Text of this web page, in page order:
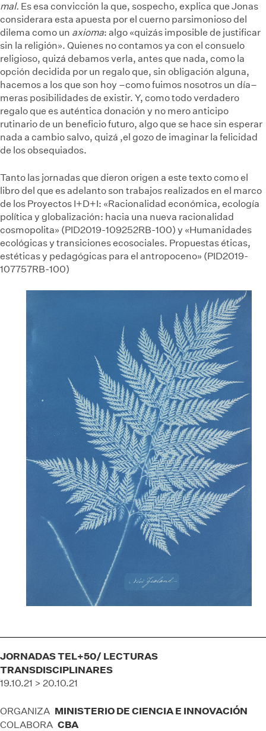
mal. Es esa convicción la que, sospecho, explica que Jonas
considerara esta apuesta por el cuerno parsimonioso del
dilema como un axioma: algo «quizás imposible de justificar
sin la religión». Quienes no contamos ya con el consuelo
religioso, quizá debamos verla, antes que nada, como la
opción decidida por un regalo que, sin obligación alguna,
hacemos a los que son hoy –como fuimos nosotros un día–
meras posibilidades de existir. Y, como todo verdadero
regalo que es auténtica donación y no mero anticipo
rutinario de un beneficio futuro, algo que se hace sin esperar
nada a cambio salvo, quizá ,el gozo de imaginar la felicidad
de los obsequiados.
Tanto las jornadas que dieron origen a este texto como el
libro del que es adelanto son trabajos realizados en el marco
de los Proyectos I+D+I: «Racionalidad económica, ecología
política y globalización: hacia una nueva racionalidad
cosmopolita» (PID2019-109252RB-100) y «Humanidades
ecológicas y transiciones ecosociales. Propuestas éticas,
estéticas y pedagógicas para el antropoceno» (PID2019-
107757RB-100)
JORNADAS TEL+50/ LECTURAS
TRANSDISCIPLINARES
19.10.21 > 20.10.21
ORGANIZA MINISTERIO DE CIENCIA E INNOVACIÓN
COLABORA CBA